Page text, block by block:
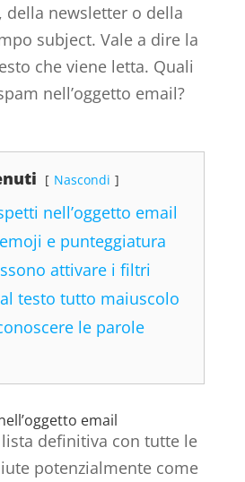
della newsletter o della
subject. Vale a dire la
che viene letta. Quali
nell’oggetto email?
Nascondi
nell’oggetto email
e punteggiatura
attivare i filtri
testo tutto maiuscolo
le parole
email
definitiva con tutte le
potenzialmente come